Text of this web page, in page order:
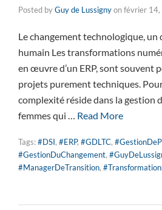
Posted byGuy de Lussignyonfévrier
Le changement technologique,
humain Les transformations
en œuvre d’un ERP, sont souvent
projets purement techniques.
complexité réside dans la gestion
femmes qui … Read More
Tags:#DSI, #ERP, #GDLTC,
#GestionDuChangement,
#ManagerDeTransition,